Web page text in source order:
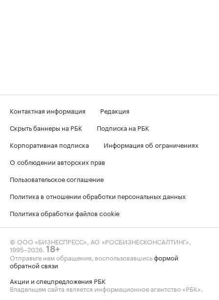
Контактная информация
Редакция
Скрыть баннеры на РБК
Подписка на РБК
Корпоративная подписка
Информация об ограничениях
О соблюдении авторских прав
Пользовательское соглашение
Политика в отношении обработки персональных данных
Политика обработки файлов cookie
© ООО «БИЗНЕСПРЕСС», АО «РОСБИЗНЕСКОНСАЛТИНГ»,
1995–2026 18+
Отправьте нам обращение, воспользовавшисьформой
обратной связи
Акции и спецпредложения РБК
Владельцем сайта является информационное агентство «РБК».